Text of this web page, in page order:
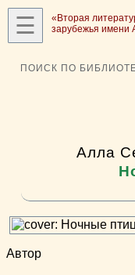
☰
«Вторая
зарубежья имени
ПОИСК ПО
Алла
Автор